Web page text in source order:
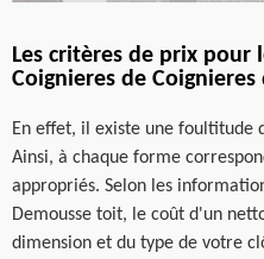
Les critères de prix pour
Coignieres de Coignieres
En effet, il existe une foultitude
Ainsi, à chaque forme
appropriés. Selon les
Demousse toit, le coût d'un
dimension et du type de votre